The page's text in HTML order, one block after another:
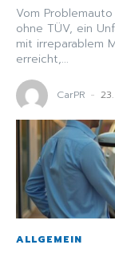
Vom
ohne TÜV, ein
mit irreparablem
erreicht,...
CarPR -
ALLGEMEIN